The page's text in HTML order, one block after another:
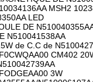
MSH2
LED
DE
N510041538AA
de C.C de
CM402
3W